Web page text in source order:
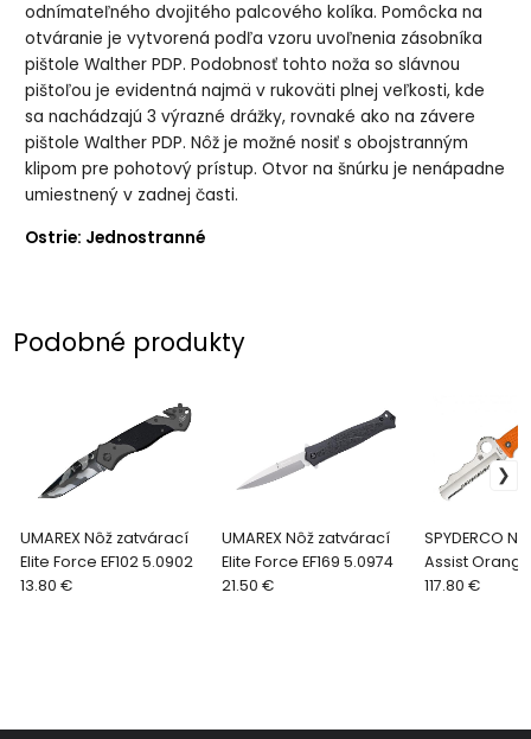
odnímateľného dvojitého palcového kolíka. Pomôcka na
otváranie je vytvorená podľa vzoru uvoľnenia zásobníka
pištole Walther PDP. Podobnosť tohto noža so slávnou
pištoľou je evidentná najmä v rukoväti plnej veľkosti, kde
sa nachádzajú 3 výrazné drážky, rovnaké ako na závere
pištole Walther PDP. Nôž je možné nosiť s obojstranným
klipom pre pohotový prístup. Otvor na šnúrku je nenápadne
umiestnený v zadnej časti.
Ostrie: Jednostranné
Podobné produkty
UMAREX Nôž zatvárací
Elite Force EF102 5.0902
13.80 €
UMAREX Nôž zatvárací
Elite Force EF169 5.0974
21.50 €
SPYDERCO
Assist
117.80 €